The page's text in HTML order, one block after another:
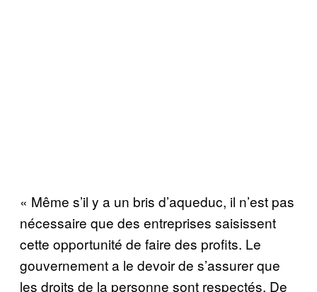
« Même s’il y a un bris d’aqueduc, il n’est pas
nécessaire que des entreprises saisissent
cette opportunité de faire des profits. Le
gouvernement a le devoir de s’assurer que
les droits de la personne sont respectés. De